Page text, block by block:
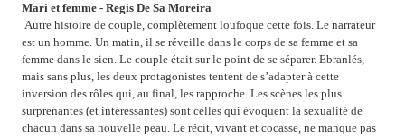
Mari et femme - Regis De Sa Moreira
Autre histoire de couple, complètement loufoque cette fois. Le narrateur
est un homme. Un matin, il se réveille dans le corps de sa femme et sa
femme dans le sien. Le couple était sur le point de se séparer. Ebranlés,
mais sans plus, les deux protagonistes tentent de s’adapter à cette
inversion des rôles qui, au final, les rapproche. Les scènes les plus
surprenantes (et intéressantes) sont celles qui évoquent la sexualité de
chacun dans sa nouvelle peau. Le récit, vivant et cocasse, ne manque pas